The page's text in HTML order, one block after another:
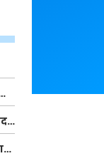
बड़ा राज?